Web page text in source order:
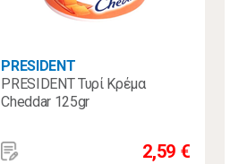
PRESIDENT
PRESIDENT Τυρί Κρέμα
Cheddar 125gr
2,59 €